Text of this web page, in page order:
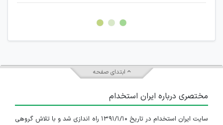
غیر مجاز می باشد.
امکان هماهنگی برای هرگونه ملاقات حضوری چه به صورت دسته
ابتدای صفحه
مختصری درباره ایران استخدام
سایت ایران استخدام در تاریخ ۱۳۹۱/۱/۱۰ راه اندازی شد و با تلاش گروهی